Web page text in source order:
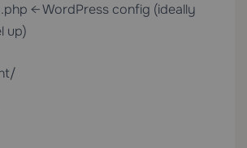
← WordPress config (ideally
up)